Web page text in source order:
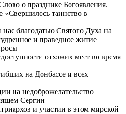
о празднике Богоявления.
«Свершилось таинство в
благодатью Святого Духа на
и праведное житие
отхожих мест во время
на Донбассе и всех
на недоброжелательство
Сергии
и участии в этом мирской